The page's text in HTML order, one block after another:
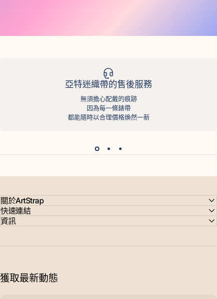
亞特迷織帶的售後服務
無須擔心配戴的痕跡
因為每一條錶帶
都能隨時以合理價格煥然一新
關於ArtStrap
快速連結
資訊
獲取最新動態